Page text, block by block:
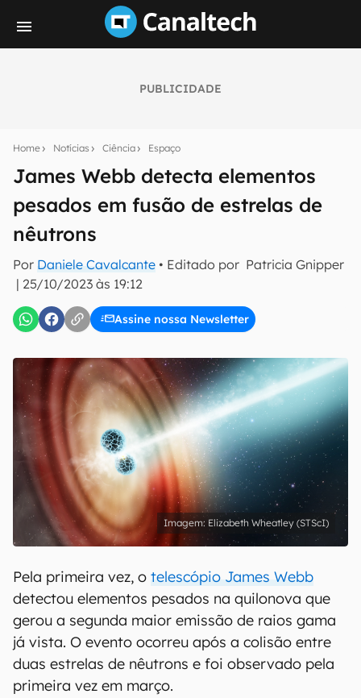
PUBLICIDADE
Home Notícias Ciência Espaço
James Webb detecta elementos
pesados em fusão de estrelas de
nêutrons
Por Daniele Cavalcante • Editado por Patricia Gnipper
| 25/10/2023 às 19:12
Assine nossa Newsletter
notícias e reviews sobre tecnologia em primeira
E-mail
inscreva-se
Confirmo que li, aceito e concordo com os Termos de
Uso e Política de Privacidade do Canaltech.
Elizabeth Wheatley (STScI)
Pela primeira vez, o telescópio James Webb
detectou elementos pesados na quilonova que
gerou a segunda maior emissão de raios gama
já vista. O evento ocorreu após a colisão entre
duas estrelas de nêutrons e foi observado pela
primeira vez em março.